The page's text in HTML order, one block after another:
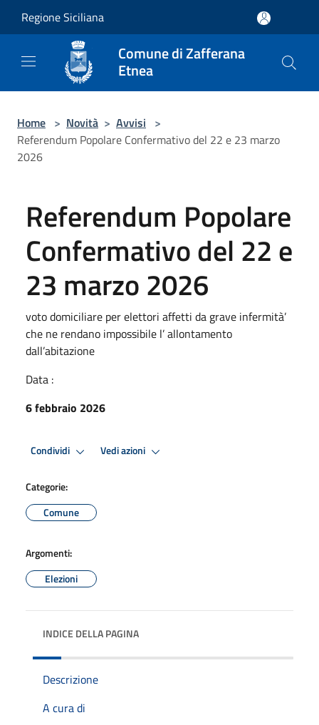
Regione Siciliana
Comune di Zafferana
Etnea
Home > Novità > Avvisi >
Referendum Popolare Confermativo del 22 e 23 marzo
2026
Referendum Popolare
Confermativo del 22 e
23 marzo 2026
voto domiciliare per elettori affetti da grave infermità’
che ne rendano impossibile l’ allontamento
dall’abitazione
Data :
6 febbraio 2026
Condividi Vedi azioni
Categorie:
Comune
Argomenti:
Elezioni
INDICE DELLA PAGINA
Descrizione
A cura di